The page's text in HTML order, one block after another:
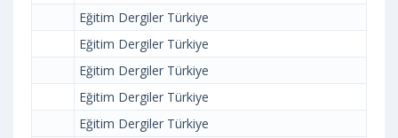
Eğitim Dergiler Türkiye
Eğitim Dergiler Türkiye
Eğitim Dergiler Türkiye
Eğitim Dergiler Türkiye
Eğitim Dergiler Türkiye